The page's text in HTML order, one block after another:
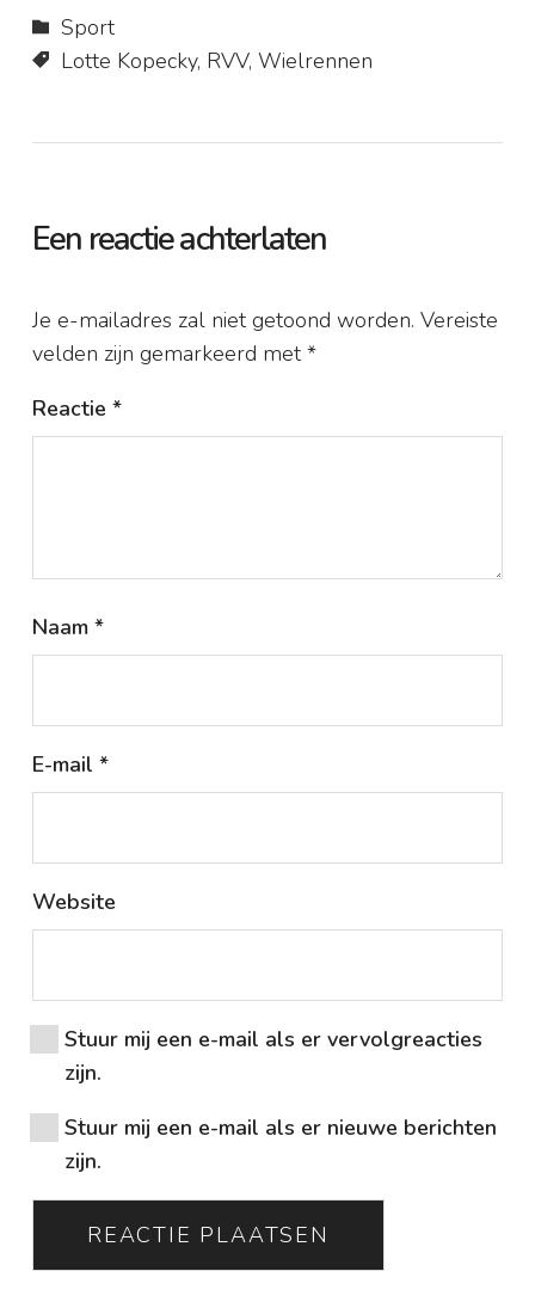
Sport
Lotte Kopecky, RVV, Wielrennen
Een reactie achterlaten
Je e-mailadres zal niet getoond worden. Vereiste
velden zijn gemarkeerd met*
Reactie *
Naam *
E-mail *
Website
Stuur mij een e-mail als er vervolgreacties
zijn.
Stuur mij een e-mail als er nieuwe berichten
zijn.